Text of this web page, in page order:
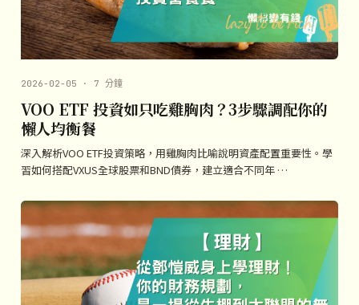
2026-02-05 · 7 分鐘
VOO ETF 投資如只吃雞胸肉？3步驟調配你的
懶人均衡餐
深入解析VOO ETF投資策略，用雞胸肉比喻說明資產配置重要性。學
習如何搭配VXUS全球股票和BND債券，建立適合不同年 …